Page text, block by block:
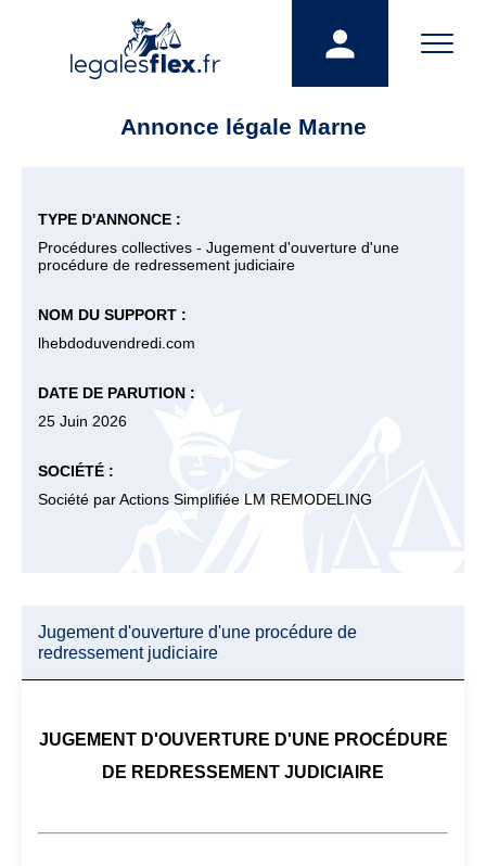
Annonce légale Marne
TYPE D'ANNONCE :
Procédures collectives - Jugement d'ouverture d'une
procédure de redressement judiciaire
NOM DU SUPPORT :
lhebdoduvendredi.com
DATE DE PARUTION :
25 Juin 2026
SOCIÉTÉ :
Société par Actions Simplifiée LM REMODELING
Jugement d'ouverture d'une procédure de
redressement judiciaire
JUGEMENT D'OUVERTURE D'UNE PROCÉDURE
DE REDRESSEMENT JUDICIAIRE